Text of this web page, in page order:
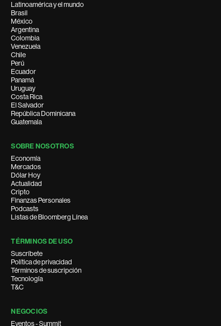
Latinoamérica y el mundo
Brasil
México
Argentina
Colombia
Venezuela
Chile
Perú
Ecuador
Panamá
Uruguay
Costa Rica
El Salvador
República Dominicana
Guatemala
SOBRE NOSOTROS
Economía
Mercados
Dólar Hoy
Actualidad
Cripto
Finanzas Personales
Podcasts
Listas de Bloomberg Línea
TÉRMINOS DE USO
Suscríbete
Política de privacidad
Términos de suscripción
Tecnología
T&C
NEGOCIOS
Eventos - Summit